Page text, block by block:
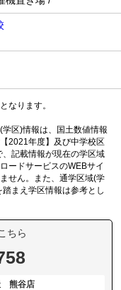
なります。
区)情報は、国土数値情報
2021年度】及び中学校区
記載情報が現在の学区域
ードサービスのWEBサイ
せん。また、通学区域(学
まえ学区情報は参考とし
ちら
熊谷店